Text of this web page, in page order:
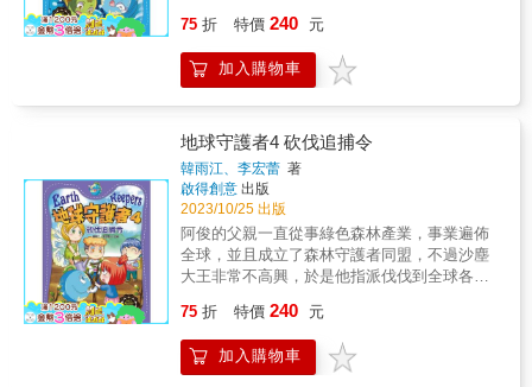
是人類首次登陸月球的太空人之一，他登上月
球後，說了一句很有名的話，讓全人類都很感
動。你可以試著填上正確的字嗎？「這是 個＿
為在太陽系所有行星中，火星和地球最像了！
火星的哪些特性和地球很相似？（複選題）A.
有植物生長 B.有四季變化 C.有大氣層 D.有火
山 E.有冰凍的水（六）太空人在太空站中的生
活和地球上很不一樣，例如不能洗澡、喝東西
要用吸管、在睡袋裡睡覺……你最羨慕和最不
喜歡哪種太空人的生活方式？為什麼？ （七）
在不久的將來，我們就有機會上太空去旅行
了！你最想要哪種太空旅行呢？為什麼？□近太
太空電梯□遊覽月球 □遊覽火星因為：
固體廢棄物。忽然有一天，他們受到海洋垃圾
形成的一種包圍圈「黑暗魔窟部落」的襲擊，
「黑暗魔窟部落」吞噬的垃圾越多，其勢力就
者「魔王」絕不允許任何生物破壞他的吞噬計
劃，於是他指使手下「茶女巫」追殺龜爺爺與
龜萌萌。茶女巫將龜爺爺弄進了無法逃離的魔
網，龜萌萌臨危受命去尋求陳教授的幫助。紅
麗、小哲和萌地球在海邊玩耍，救下了僥倖逃
離受傷昏迷的龜萌萌，他們將龜萌萌送到了陳
教授那裡進行救護，醒來的龜萌萌意外地見到
陳教授並講述了祖孫倆的經歷。紅麗等人帶著
龜萌萌乘坐陳教授研製的海洋清潔潛艇駛入了
機的征程&hellip;&hellip;
75 折 特價 240 元
加入購物車
地球守護者4 砍伐追捕令
韓雨江、李宏蕾 著
啟得創意 出版
2023/10/25 出版
阿俊的父親一直從事綠色森林產業，事業遍佈
全球，並且成立了森林守護者同盟，不過沙塵
大王非常不高興，於是他指派伐伐到全球各地
「地球之肺」的亞馬孫熱帶雨林，他不僅對熱
帶雨林進行砍伐，還進行燒荒造田，致使「地
球之肺」受到了極大的威脅。阿俊將萌地球、
75 折 特價 240 元
加入購物車